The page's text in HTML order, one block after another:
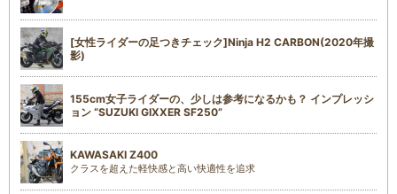
[女性ライダーの足つきチェック]Ninja H2 CARBON(2020年撮
影)
155cm女子ライダーの、少しは参考になるかも？ インプレッシ
ョン “SUZUKI GIXXER SF250”
KAWASAKI Z400
クラスを超えた軽快感と高い快適性を追求